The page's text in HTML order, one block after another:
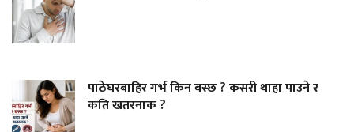
पाठेघरबाहिर गर्भ किन बस्छ ? कसरी थाहा पाउने र
कति खतरनाक ?